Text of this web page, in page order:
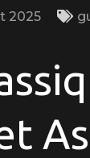
2025